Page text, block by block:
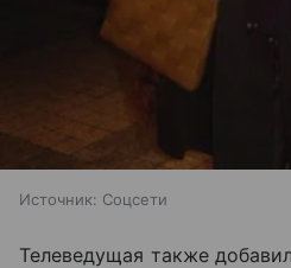
Источник: Соцсети
Телеведущая также